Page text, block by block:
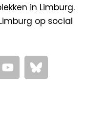
in Limburg.
op social
Y
o
u